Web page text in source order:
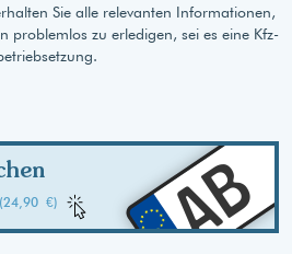
Sie alle relevanten Informationen,
problemlos zu erledigen, sei es eine Kfz-
(24,90 €) AB